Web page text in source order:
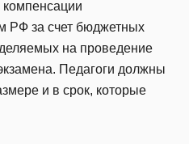
РФ за счет бюджетных
на проведение
Педагоги должны
и в срок, которые